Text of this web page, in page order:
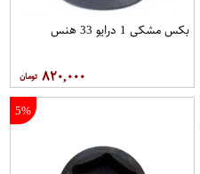
بکس مشکی 1 درایو 33 هنس
۸۲۰,۰۰۰
5%